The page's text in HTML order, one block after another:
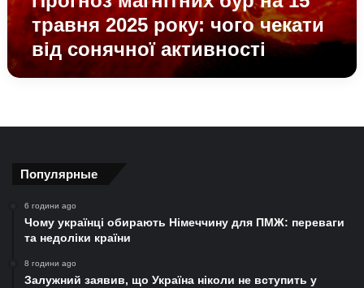
від
сонячної
активності
травня 2025 року: чого чекати
від сонячної активності
Популярные
6 години ago
Чому українці обирають Німеччину для ПМЖ: переваги
та недоліки країни
8 години ago
Залужний заявив, що Україна ніколи не вступить у